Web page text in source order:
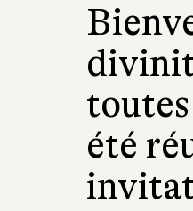
toutes
été